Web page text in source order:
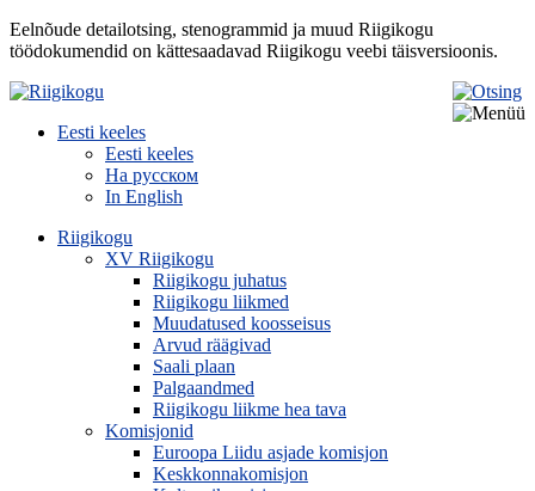
Eelnõude detailotsing, stenogrammid ja muud Riigikogu
töödokumendid on kättesaadavad Riigikogu veebi täisversioonis.
Eesti keeles
Eesti keeles
На русском
In English
Riigikogu
XV Riigikogu
Riigikogu juhatus
Riigikogu liikmed
Muudatused koosseisus
Arvud räägivad
Saali plaan
Palgaandmed
Riigikogu liikme hea tava
Komisjonid
Euroopa Liidu asjade komisjon
Keskkonnakomisjon